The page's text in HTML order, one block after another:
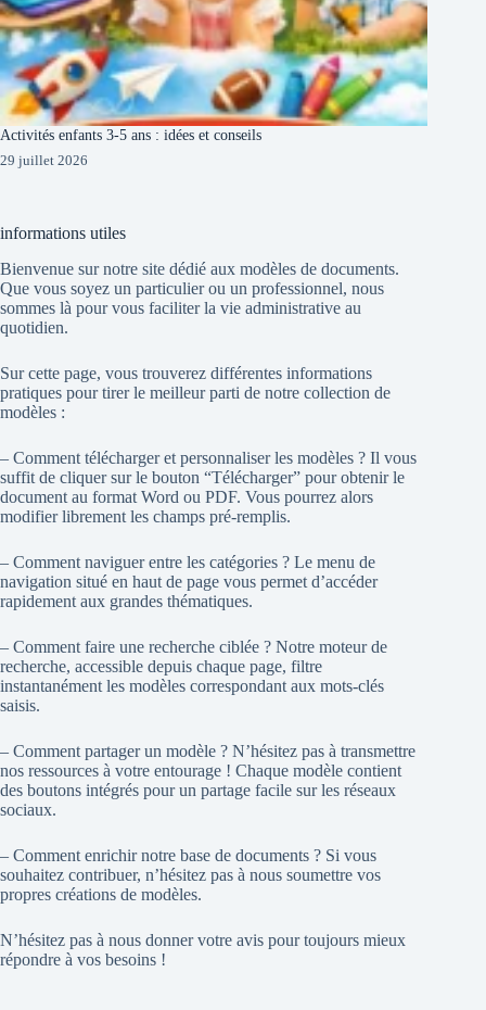
Activités enfants 3-5 ans : idées et conseils
29 juillet 2026
informations utiles
Bienvenue sur notre site dédié aux modèles de documents.
Que vous soyez un particulier ou un professionnel, nous
sommes là pour vous faciliter la vie administrative au
quotidien.
Sur cette page, vous trouverez différentes informations
pratiques pour tirer le meilleur parti de notre collection de
modèles :
– Comment télécharger et personnaliser les modèles ? Il vous
suffit de cliquer sur le bouton “Télécharger” pour obtenir le
document au format Word ou PDF. Vous pourrez alors
modifier librement les champs pré-remplis.
– Comment naviguer entre les catégories ? Le menu de
navigation situé en haut de page vous permet d’accéder
rapidement aux grandes thématiques.
– Comment faire une recherche ciblée ? Notre moteur de
recherche, accessible depuis chaque page, filtre
instantanément les modèles correspondant aux mots-clés
saisis.
– Comment partager un modèle ? N’hésitez pas à transmettre
nos ressources à votre entourage ! Chaque modèle contient
des boutons intégrés pour un partage facile sur les réseaux
sociaux.
– Comment enrichir notre base de documents ? Si vous
souhaitez contribuer, n’hésitez pas à nous soumettre vos
propres créations de modèles.
N’hésitez pas à nous donner votre avis pour toujours mieux
répondre à vos besoins !